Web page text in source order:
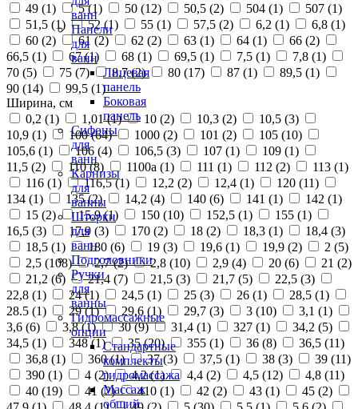
ванн
Панели
для
ванн
Лицевая
панель
Боковая
панель
Сифоны
для
ванн
Карнизы
для
ванны
Шторки
для
ванн
Подголовники
Ручки
для
ванны
Гидромассажные
опции
Стандартные
комплекты
гидромассажа
Массаж
общий
49 (1) 5 (1) 50 (12) 50,5 (2) 504 (1) 507 (1)
51,5 (1) 52 (1) 55 (1) 57,5 (2) 6,2 (1) 6,8 (1)
60 (2) 61 (2) 62 (2) 63 (1) 64 (1) 66 (2)
66,5 (1) 67 (1) 68 (1) 69,5 (1) 7,5 (1) 7,8 (1)
70 (5) 75 (7) 8,7 (2) 80 (17) 87 (1) 89,5 (1)
90 (14) 99,5 (1)
Ширина, см
0,2 (1) 1,01 (1) 10 (2) 10,3 (2) 10,5 (3)
10,9 (1) 100 (64) 1000 (2) 101 (2) 105 (10)
105,6 (1) 106 (4) 106,5 (3) 107 (1) 109 (1)
11,5 (2) 110 (8) 1100а (1) 111 (1) 112 (2) 113 (1)
116 (1) 116,5 (1) 12,2 (2) 12,4 (1) 120 (11)
134 (1) 135 (2) 14,2 (4) 140 (6) 141 (1) 142 (1)
15 (2) 15,9 (1) 150 (10) 152,5 (1) 155 (1)
16,5 (3) 17,9 (3) 170 (2) 18 (2) 18,3 (1) 18,4 (3)
18,5 (1) 180 (6) 19 (3) 19,6 (1) 19,9 (2) 2 (5)
2,5 (108) 2,7 (2) 2,8 (10) 2,9 (4) 20 (6) 21 (2)
21,2 (6) 21,4 (7) 21,5 (3) 21,7 (5) 22,5 (3)
22,8 (1) 24 (1) 24,5 (1) 25 (3) 26 (1) 28,5 (1)
28.5 (1) 29 (1) 29,6 (1) 29,7 (3) 3 (10) 3,1 (1)
3,6 (6) 3,8 (1) 30 (9) 31,4 (1) 327 (1) 34,2 (5)
34,5 (1) 348 (1) 35 (20) 355 (1) 36 (8) 36,5 (11)
36,8 (1) 360 (1) 37 (3) 37,5 (1) 38 (3) 39 (11)
390 (1) 4 (2) 4,2 (1) 4,4 (2) 4,5 (12) 4,8 (11)
40 (19) 41 (2) 410 (1) 42 (2) 43 (1) 45 (2)